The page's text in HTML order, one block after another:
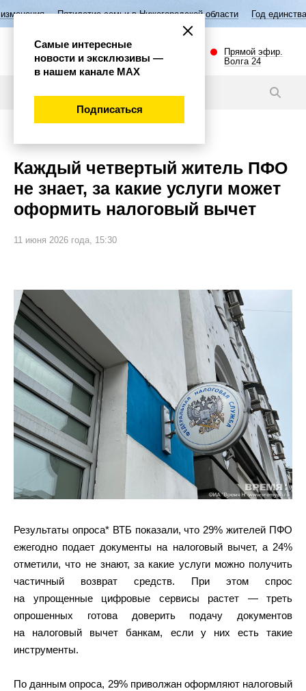
семьи в Нижегородской области Год единства народов
Прямой эфир.
Волга 24
Каждый четвертый житель ПФО
не знает, за какие услуги может
оформить налоговый вычет
11 июня 2026 года, 15:30
Результаты опроса* ВТБ показали, что 29% жителей ПФО
ежегодно подает документы на налоговый вычет, а 24%
отметили, что не знают, за какие услуги можно получить
частичный возврат средств. При этом спрос
на упрощенные цифровые сервисы растет — треть
опрошенных готова доверить подачу документов
на налоговый вычет банкам, если у них есть такие
инструменты.
По данным опроса, 29% приволжан оформляют налоговый
Самые интересные
новости и эксклюзивы —
в нашем канале МАХ
Подписаться